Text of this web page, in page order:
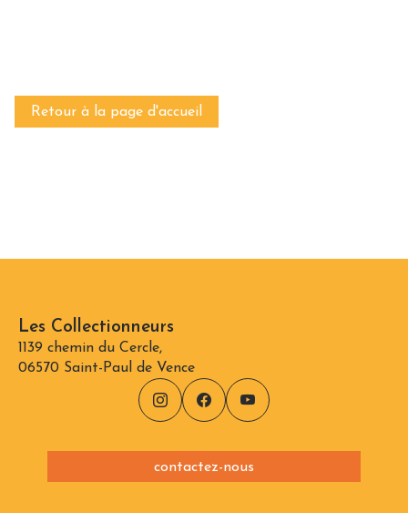
Retour à la page d'accueil
Les Collectionneurs
1139 chemin du Cercle,
06570 Saint-Paul de Vence
contactez-nous